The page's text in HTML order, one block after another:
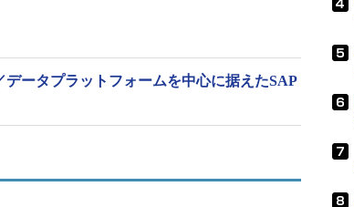
、税法対応、商習慣などに対応している。
な分析を可能にしたという。
、SAPのモバイル／デスクトップアプリ
ータプラットフォームを中心に据えたSAP